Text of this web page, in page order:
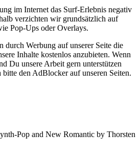
im Internet das Surf-Erlebnis negativ
verzichten wir grundsätzlich auf
Pop-Ups oder Overlays.
durch Werbung auf unserer Seite die
Inhalte kostenlos anzubieten. Wenn
Du unsere Arbeit gern unterstützen
den AdBlocker auf unseren Seiten.
Pop and New Romantic by Thorsten